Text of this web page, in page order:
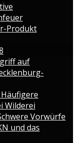
Produkt
auf
Wilderei
Vorwürfe
und das